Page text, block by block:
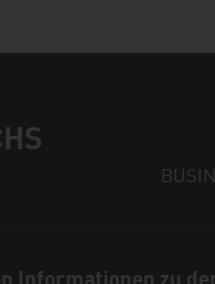
Informationen zu